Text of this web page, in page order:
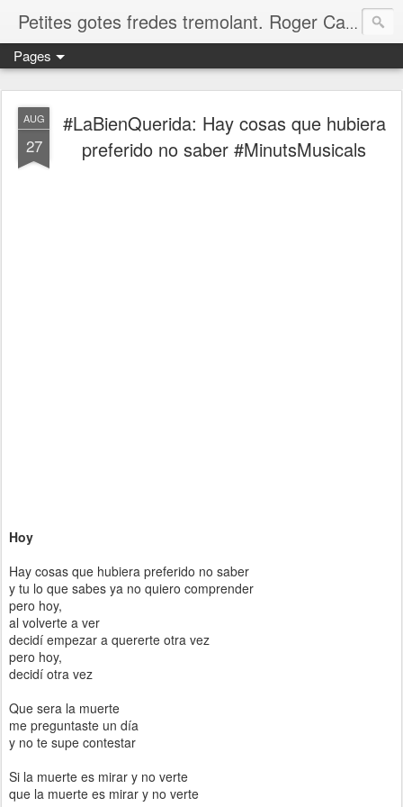
Petites gotes fredes tremolant. Roger Casero Gumbau. Girona
Pages
AUG
27
#LaBienQuerida: Hay cosas que hubiera
preferido no saber #MinutsMusicals
Hoy
Hay cosas que hubiera preferido no saber
y tu lo que sabes ya no quiero comprender
pero hoy,
al volverte a ver
decidí empezar a quererte otra vez
pero hoy,
decidí otra vez
Que sera la muerte
me preguntaste un día
y no te supe contestar
Si la muerte es mirar y no verte
que la muerte es mirar y no verte